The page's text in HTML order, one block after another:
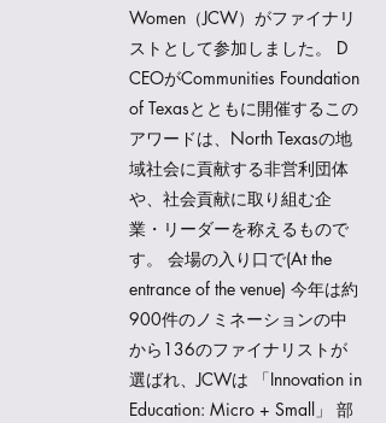
Women（JCW）がファイナリ
ストとして参加しました。 D
CEOがCommunities Foundation
of Texasとともに開催するこの
アワードは、North Texasの地
域社会に貢献する非営利団体
や、社会貢献に取り組む企
業・リーダーを称えるもので
す。 会場の入り口で(At the
entrance of the venue) 今年は約
900件のノミネーションの中
から136のファイナリストが
選ばれ、JCWは 「Innovation in
Education: Micro + Small」 部